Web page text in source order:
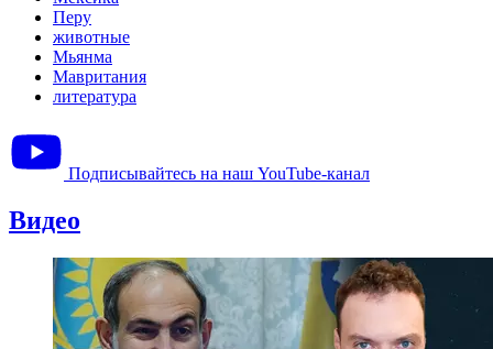
Перу
животные
Мьянма
Мавритания
литература
Подписывайтесь на наш YouTube-канал
Видео